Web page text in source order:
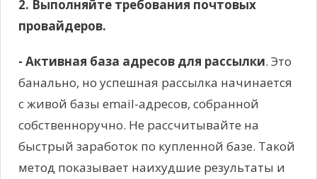
2. Выполняйте требования почтовых
провайдеров.
- Активная база адресов для рассылки. Это
банально, но успешная рассылка начинается
с живой базы email-адресов, собранной
собственноручно. Не рассчитывайте на
быстрый заработок по купленной базе. Такой
метод показывает наихудшие результаты и